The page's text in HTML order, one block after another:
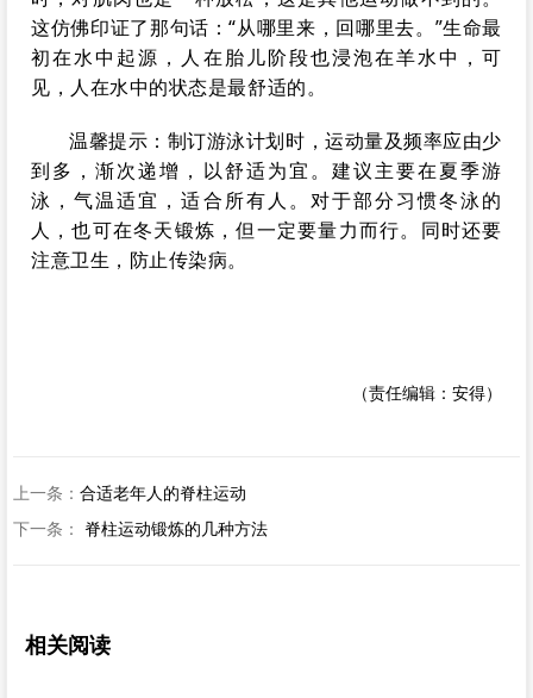
这仿佛印证了那句话：“从哪里来，回哪里去。”生命最
初在水中起源，人在胎儿阶段也浸泡在羊水中，可
见，人在水中的状态是最舒适的。
温馨提示：制订游泳计划时，运动量及频率应由少
到多，渐次递增，以舒适为宜。建议主要在夏季游
泳，气温适宜，适合所有人。对于部分习惯冬泳的
人，也可在冬天锻炼，但一定要量力而行。同时还要
注意卫生，防止传染病。
（责任编辑：安得）
上一条： 合适老年人的脊柱运动
下一条： 脊柱运动锻炼的几种方法
相关阅读